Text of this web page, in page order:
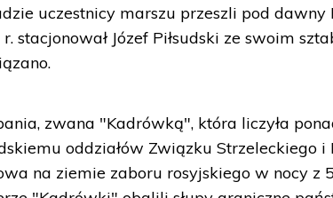
uczestnicy marszu przeszli pod dawny
stacjonował Józef Piłsudski ze swoim
zwana "Kadrówką", która liczyła
oddziałów Związku Strzeleckiego
na ziemie zaboru rosyjskiego w nocy z